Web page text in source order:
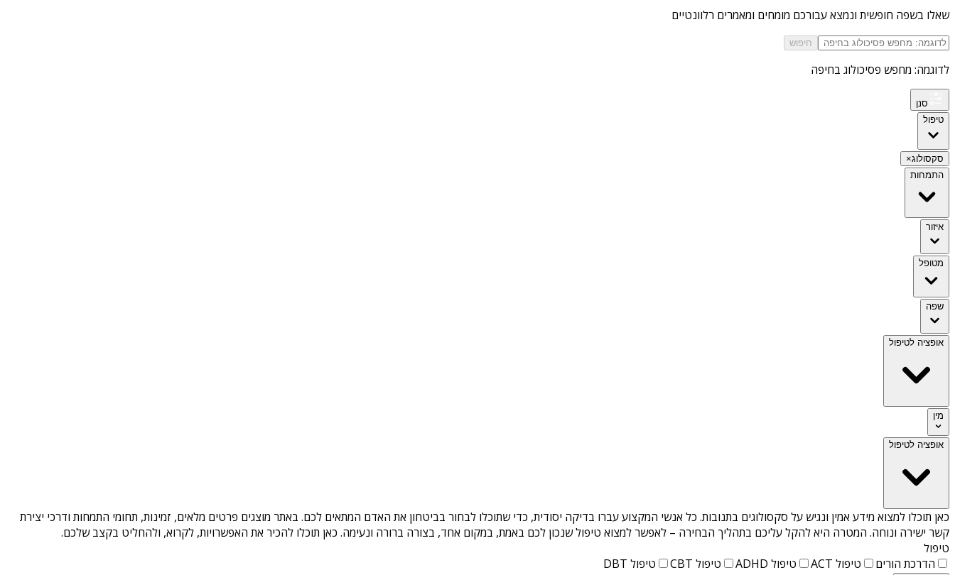
שאלו בשפה חופשית ונמצא עבורכם מומחים ומאמרים רלוונטיים
חיפוש
לדוגמה: מחפש פסיכולוג בחיפה
סנן
טיפול
סקסולוג×
התמחות
איזור
מטופל
שפה
אופציה לטיפול
מין
אופציה לטיפול
כאן תוכלו למצוא מידע אמין ונגיש על סקסולוגים בתנובות. כל אנשי המקצוע עברו בדיקה יסודית, כדי שתוכלו לבחור בביטחון את האדם המתאים לכם. באתר מוצגים פרטים מלאים, זמינות, תחומי התמחות ודרכי יצירת
קשר ישירה ונוחה. המטרה היא להקל עליכם בתהליך הבחירה – לאפשר למצוא טיפול שנכון לכם באמת, במקום אחד, בצורה ברורה ונעימה. כאן תוכלו להכיר את האפשרויות, לקרוא, ולהחליט בקצב שלכם.
טיפול
הדרכת הורים
טיפול ACT טיפול ADHD טיפול CBT טיפול DBT